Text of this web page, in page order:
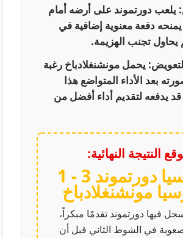
يلعب دورتموند على أرضه أمام
دفعة معنوية إضافية في
تجنب الهزيمة.
يحمل مونشنغلادباخ رغبة
بعد الأداء المتواضع هذا
يدفعه لتقديم أداء أفضل من
النتيجة النهائية:
بوروسيا دورتموند 3 - 1
مونشنغلادباخ
فيها دورتموند تقدمًا مبكراً،
في الشوط الثاني قبل أن